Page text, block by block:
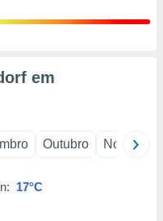
em
Outubro Novembro
17°C